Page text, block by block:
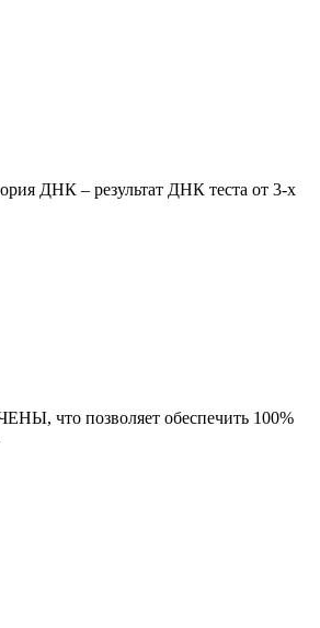
ДНК – результат ДНК теста от 3-х
что позволяет обеспечить 100%